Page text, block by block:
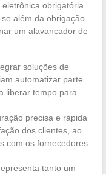
obrigatória
além da obrigação
um alavancador de
soluções de
automatizar parte
liberar tempo para
precisa e rápida
dos clientes, ao
com os fornecedores.
tanto um